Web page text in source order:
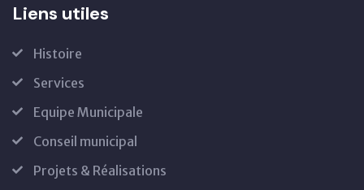
Liens utiles
Histoire
Services
Equipe Municipale
Conseil municipal
Projets & Réalisations